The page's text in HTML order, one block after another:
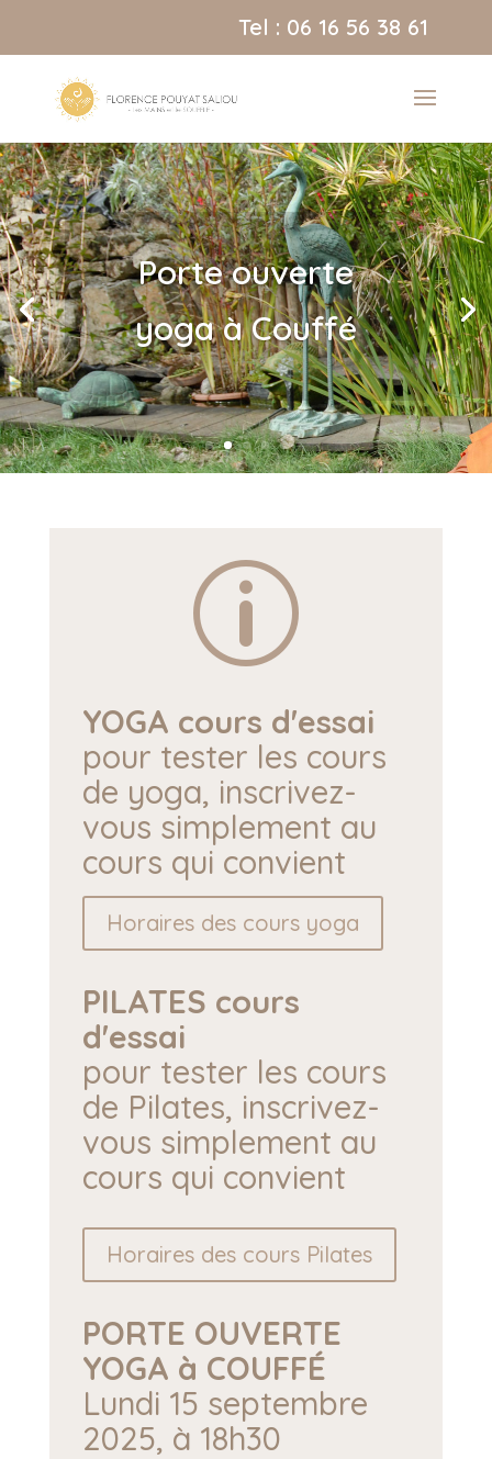
Tel : 06 16 56 38 61
Porte ouverte
yoga à Couffé
Stage : Yoga et
Ethologie
p
YOGA cours d'essai
pour tester les cours
de yoga, inscrivez-
vous simplement au
cours qui convient
Horaires des cours yoga
PILATES cours
d'essai
pour tester les cours
de Pilates, inscrivez-
vous simplement au
cours qui convient
Horaires des cours Pilates
PORTE OUVERTE
YOGA à COUFFÉ
Lundi 15 septembre
2025, à 18h30